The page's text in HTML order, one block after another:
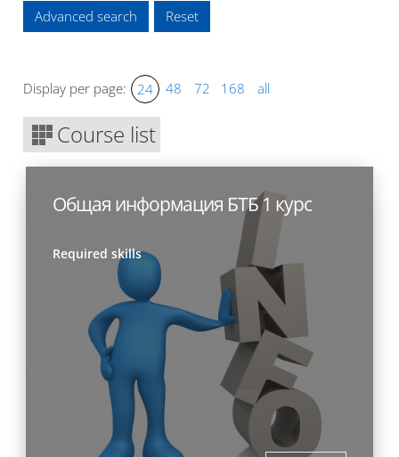
Advanced search
Display per page: 24 48 72 168 all
Course list
Общая информация БТБ 1 курс
Required skills